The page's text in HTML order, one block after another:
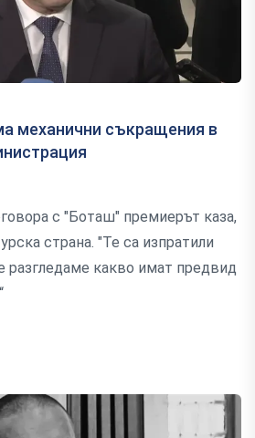
механични съкращения в
с "Боташ" премиерът каза,
страна. "Те са изпратили
какво имат предвид